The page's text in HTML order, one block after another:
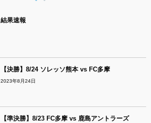
結果速報
【決勝】8/24 ソレッソ熊本 vs FC多摩
2023年8月24日
【準決勝】8/23 FC多摩 vs 鹿島アントラーズ